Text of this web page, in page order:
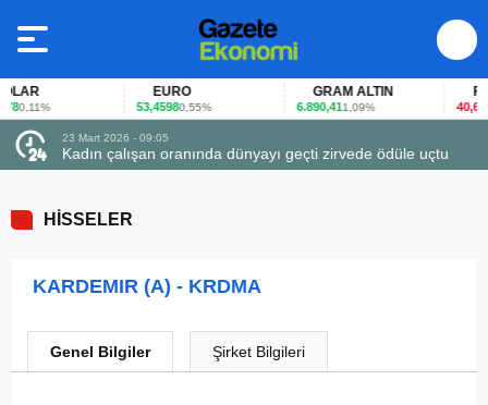
0,11%
EURO
53,45980,55%
GRAM ALTIN
6.890,411,09%
FAİZ
40,65-
23 Mart 2026 - 09:05
Kadın çalışan oranında dünyayı geçti zirvede ödüle uçtu
HİSSELER
KARDEMIR (A) - KRDMA
Genel Bilgiler Şirket Bilgileri